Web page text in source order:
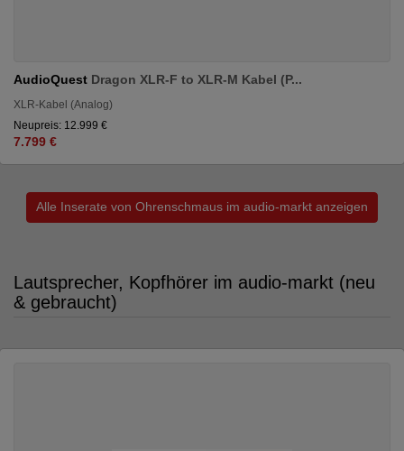
AudioQuest Dragon XLR-F to XLR-M Kabel (P...
XLR-Kabel (Analog)
Neupreis: 12.999 €
7.799 €
Alle Inserate von Ohrenschmaus im audio-markt anzeigen
Lautsprecher, Kopfhörer im audio-markt (neu
& gebraucht)